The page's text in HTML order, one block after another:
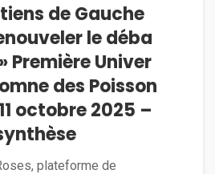
de Gauche
le déba
Première Univer
des Poisson
octobre 2025 –
plateforme de